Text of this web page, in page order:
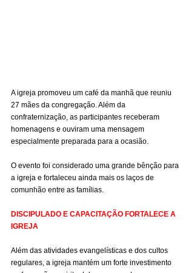
A igreja promoveu um café da manhã que reuniu
27 mães da congregação. Além da
confraternização, as participantes receberam
homenagens e ouviram uma mensagem
especialmente preparada para a ocasião.
O evento foi considerado uma grande bênção para
a igreja e fortaleceu ainda mais os laços de
comunhão entre as famílias.
DISCIPULADO E CAPACITAÇÃO FORTALECE A
IGREJA
Além das atividades evangelísticas e dos cultos
regulares, a igreja mantém um forte investimento